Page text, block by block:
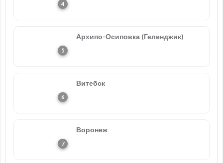
Архипо-Осиповка (Геленджик)
Витебск
Воронеж